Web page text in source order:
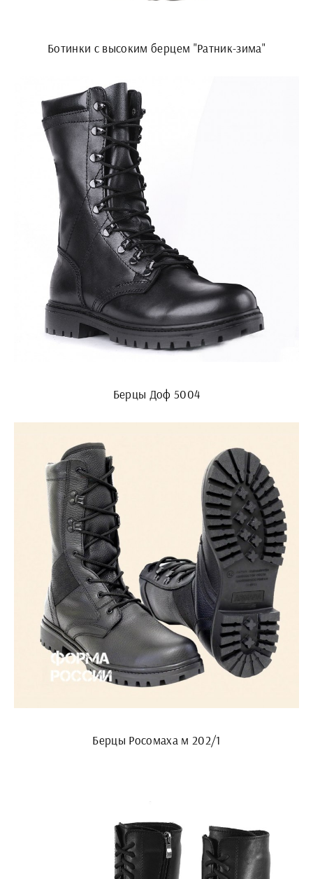
Ботинки с высоким берцем "Ратник-зима"
Берцы Доф 5004
Берцы Росомаха м 202/1